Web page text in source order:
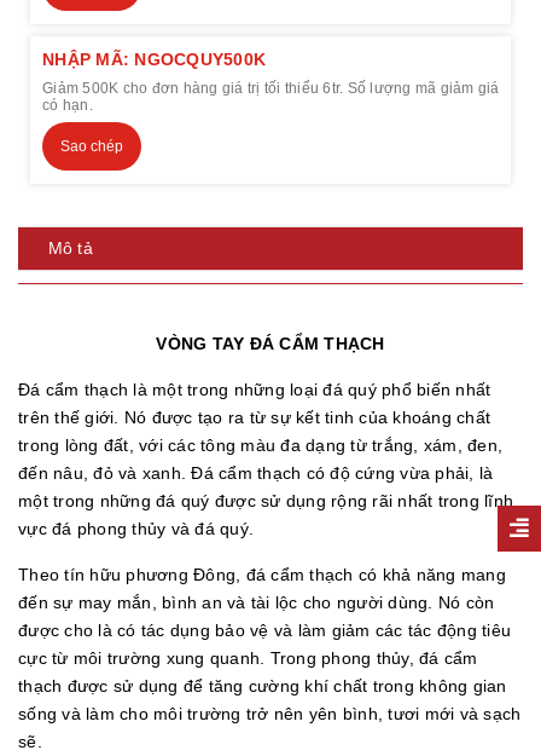
NHẬP MÃ: NGOCQUY500K
Giảm 500K cho đơn hàng giá trị tối thiểu 6tr. Số lượng mã giảm giá
có hạn.
Sao chép
Mô tả
VÒNG TAY ĐÁ CẨM THẠCH
Đá cẩm thạch là một trong những loại đá quý phổ biến nhất
trên thế giới. Nó được tạo ra từ sự kết tinh của khoáng chất
trong lòng đất, với các tông màu đa dạng từ trắng, xám, đen,
đến nâu, đỏ và xanh. Đá cẩm thạch có độ cứng vừa phải, là
một trong những đá quý được sử dụng rộng rãi nhất trong lĩnh
vực đá phong thủy và đá quý.
Theo tín hữu phương Đông, đá cẩm thạch có khả năng mang
đến sự may mắn, bình an và tài lộc cho người dùng. Nó còn
được cho là có tác dụng bảo vệ và làm giảm các tác động tiêu
cực từ môi trường xung quanh. Trong phong thủy, đá cẩm
thạch được sử dụng để tăng cường khí chất trong không gian
sống và làm cho môi trường trở nên yên bình, tươi mới và sạch
sẽ.